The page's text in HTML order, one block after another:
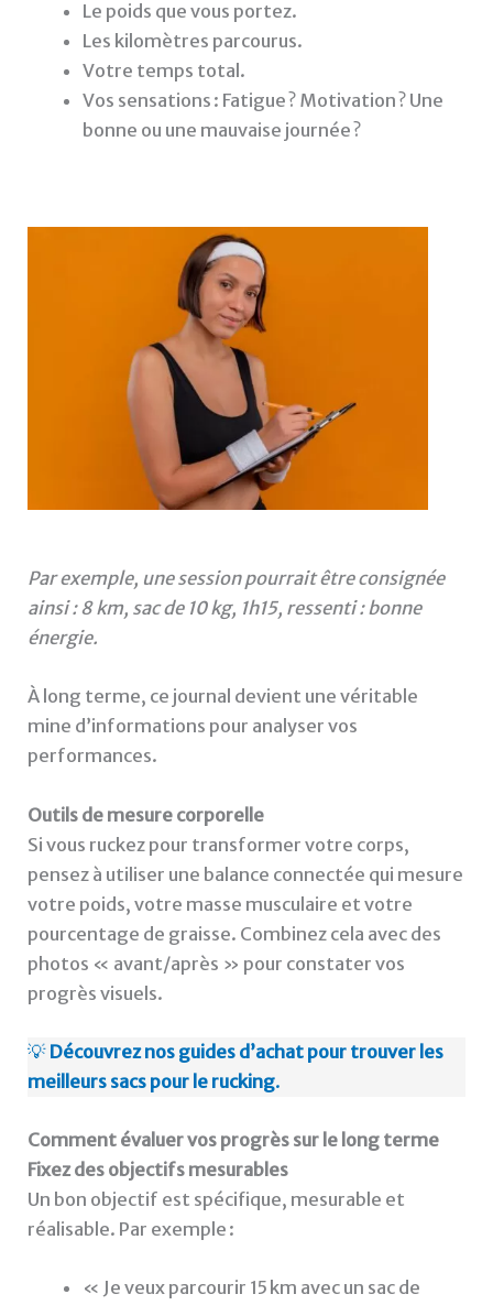
Le poids que vous portez.
Les kilomètres parcourus.
Votre temps total.
Vos sensations : Fatigue ? Motivation ? Une
bonne ou une mauvaise journée ?
Par exemple, une session pourrait être consignée
ainsi : 8 km, sac de 10 kg, 1h15, ressenti : bonne
énergie.
À long terme, ce journal devient une véritable
mine d’informations pour analyser vos
performances.
Outils de mesure corporelle
Si vous ruckez pour transformer votre corps,
pensez à utiliser une balance connectée qui mesure
votre poids, votre masse musculaire et votre
pourcentage de graisse. Combinez cela avec des
photos « avant/après » pour constater vos
progrès visuels.
💡 Découvrez nos guides d’achat pour trouver les
meilleurs sacs pour le rucking.
Comment évaluer vos progrès sur le long terme
Fixez des objectifs mesurables
Un bon objectif est spécifique, mesurable et
réalisable. Par exemple :
« Je veux parcourir 15 km avec un sac de